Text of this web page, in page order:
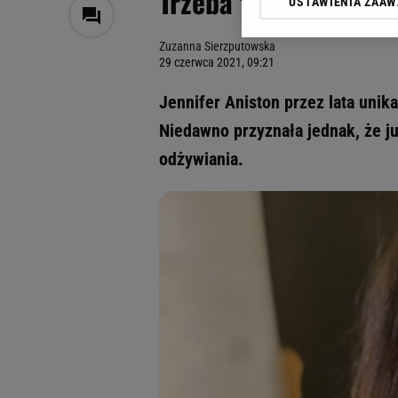
Zuzanna Sierzputowska
29 czerwca 2021, 09:21
Jennifer Aniston przez lata
Niedawno przyznała jednak, że
odżywiania.
Klikając „Akceptuję”
dotyczące plików
odnośnik „Ustawienia
My, nasi Zaufani
Użycie dokładnych